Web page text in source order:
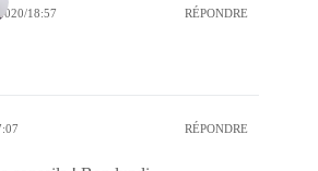
18:57 RÉPONDRE
RÉPONDRE